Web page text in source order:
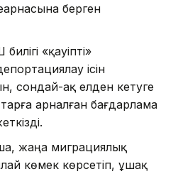
берген
«қауіпті»
ісін
сондай-ақ елден кетуге
арналған бағдарлама
жаңа миграциялық
көмек көрсетіп, ұшақ